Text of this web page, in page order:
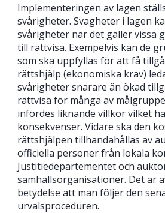
Implementeringen av lagen
svårigheter. Svagheter i lagen
svårigheter när det gäller vissa
till rättvisa. Exempelvis kan de
som ska uppfyllas för att få
rättshjälp (ekonomiska krav)
svårigheter snarare än ökad
rättvisa för många av
infördes liknande villkor vilket
konsekvenser. Vidare ska den
rättshjälpen tillhandahållas av
officiella personer från lokala
Justitiedepartementet och
samhällsorganisationer. Det är
betydelse att man följer den
urvalsproceduren.